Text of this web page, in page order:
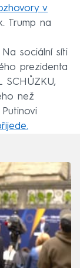
v
Trump na
sociální síti
prezidenta
SCHŮZKU,
než